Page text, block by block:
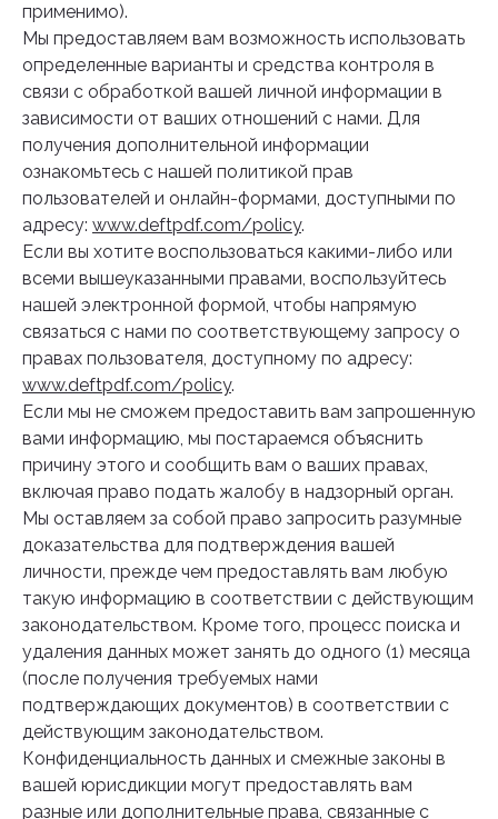
применимо).
Мы предоставляем вам возможность использовать
определенные варианты и средства контроля в
связи с обработкой вашей личной информации в
зависимости от ваших отношений с нами. Для
получения дополнительной информации
ознакомьтесь с нашей политикой прав
пользователей и онлайн-формами, доступными по
адресу: www.deftpdf.com/policy.
Если вы хотите воспользоваться какими-либо или
всеми вышеуказанными правами, воспользуйтесь
нашей электронной формой, чтобы напрямую
связаться с нами по соответствующему запросу о
правах пользователя, доступному по адресу:
www.deftpdf.com/policy.
Если мы не сможем предоставить вам запрошенную
вами информацию, мы постараемся объяснить
причину этого и сообщить вам о ваших правах,
включая право подать жалобу в надзорный орган.
Мы оставляем за собой право запросить разумные
доказательства для подтверждения вашей
личности, прежде чем предоставлять вам любую
такую информацию в соответствии с действующим
законодательством. Кроме того, процесс поиска и
удаления данных может занять до одного (1) месяца
(после получения требуемых нами
подтверждающих документов) в соответствии с
действующим законодательством.
Конфиденциальность данных и смежные законы в
вашей юрисдикции могут предоставлять вам
разные или дополнительные права, связанные с